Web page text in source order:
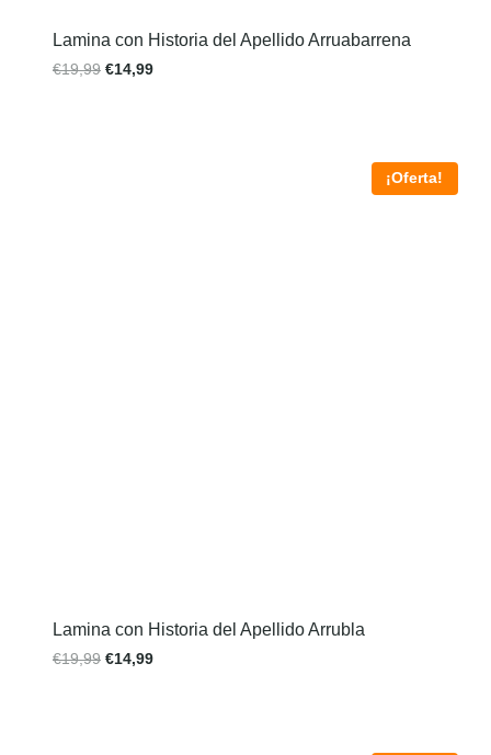
Lamina con Historia del Apellido Arruabarrena
€19,99 €14,99
¡Oferta!
Lamina con Historia del Apellido Arrubla
€19,99 €14,99